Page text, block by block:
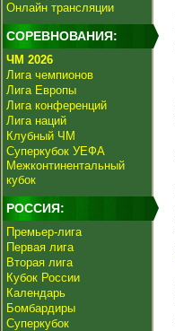
Онлайн трансляции
СОРЕВНОВАНИЯ:
ЧМ 2026
Лига чемпионов
Лига Европы
Лига конференций
Лига наций
Клубный ЧМ
Суперкубок УЕФА
Межконтинентальный
кубок
РОССИЯ:
Премьер-лига
Первая лига
Вторая лига
Кубок России
Календарь
Бомбардиры
Суперкубок